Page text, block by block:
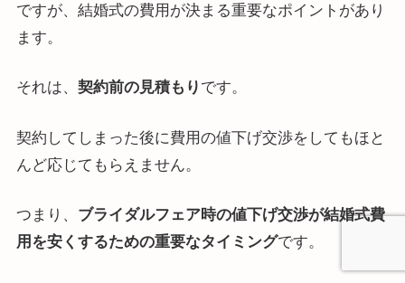
ですが、結婚式の費用が決まる重要なポイントがあり
ます。
それは、 契約前の見積もり です。
契約してしまった後に費用の値下げ交渉をしてもほと
んど応じてもらえません。
つまり、 ブライダルフェア時の値下げ交渉が結婚式費
用を安くするための重要なタイミングです。